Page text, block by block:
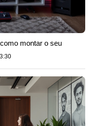
montar o seu